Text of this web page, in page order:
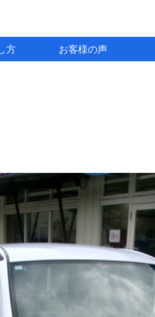
方 お客様の声